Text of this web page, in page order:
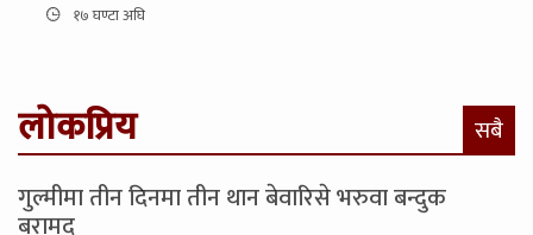
१७ घण्टा अघि
लोकप्रिय सबै
गुल्मीमा तीन दिनमा तीन थान बेवारिसे भरुवा बन्दुक
बरामद